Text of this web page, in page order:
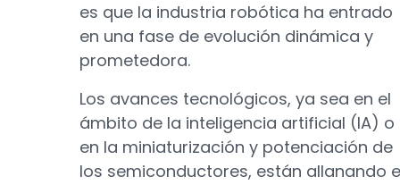
es que la industria robótica ha entrado
en una fase de evolución dinámica y
prometedora.
Los avances tecnológicos, ya sea en el
ámbito de la inteligencia artificial (IA) o
en la miniaturización y potenciación de
los semiconductores, están allanando